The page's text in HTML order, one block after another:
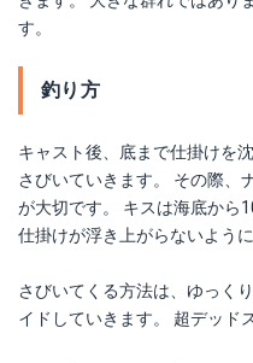
す。
釣り方
キャスト後、底まで仕掛けを
さびいていきます。 その際、
が大切です。 キスは海底から
仕掛けが浮き上がらないよう
さびいてくる方法は、ゆっく
イドしていきます。 超デッド